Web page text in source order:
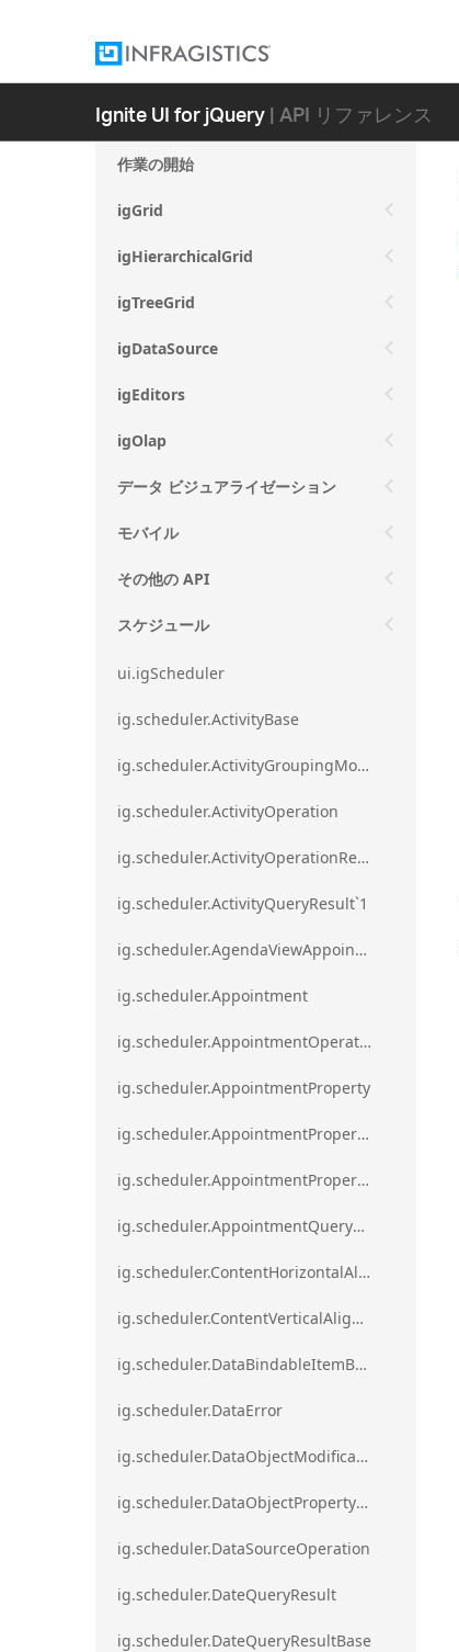
Ignite UI for jQuery| API リファレンス
作業の開始
igGrid
igHierarchicalGrid
igTreeGrid
igDataSource
igEditors
igOlap
データ ビジュアライゼーション
モバイル
その他の API
スケジュール
ui.igScheduler
ig.scheduler.ActivityBase
ig.scheduler.ActivityGroupingMode
ig.scheduler.ActivityOperation
ig.scheduler.ActivityOperationResult`1
ig.scheduler.ActivityQueryResult`1
ig.scheduler.AgendaViewAppointmentScope
ig.scheduler.Appointment
ig.scheduler.AppointmentOperationResult
ig.scheduler.AppointmentProperty
ig.scheduler.AppointmentPropertyMapping
ig.scheduler.AppointmentPropertyMappingsCollection
ig.scheduler.AppointmentQueryResult
ig.scheduler.ContentHorizontalAlignment
ig.scheduler.ContentVerticalAlignment
ig.scheduler.DataBindableItemBase
ig.scheduler.DataError
ig.scheduler.DataObjectModificationError`1
ig.scheduler.DataObjectPropertyAccessError`1
ig.scheduler.DataSourceOperation
ig.scheduler.DateQueryResult
ig.scheduler.DateQueryResultBase